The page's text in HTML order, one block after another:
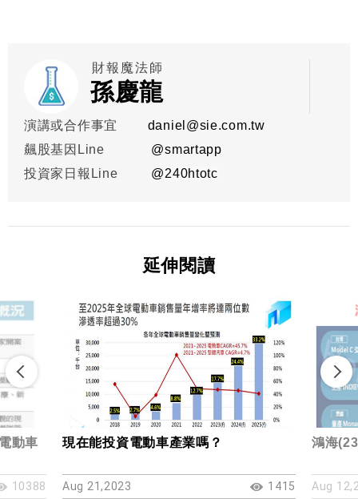
財報魔法師
孫慶龍
演講或合作事宜
daniel@sie.com.tw
飆股基因Line
@smartapp
投資家日報Line
@240htotc
延伸閱讀
動車
10388
現在能投資電動車產業嗎？
Aug 21,2023 1415
鴻海
Aug